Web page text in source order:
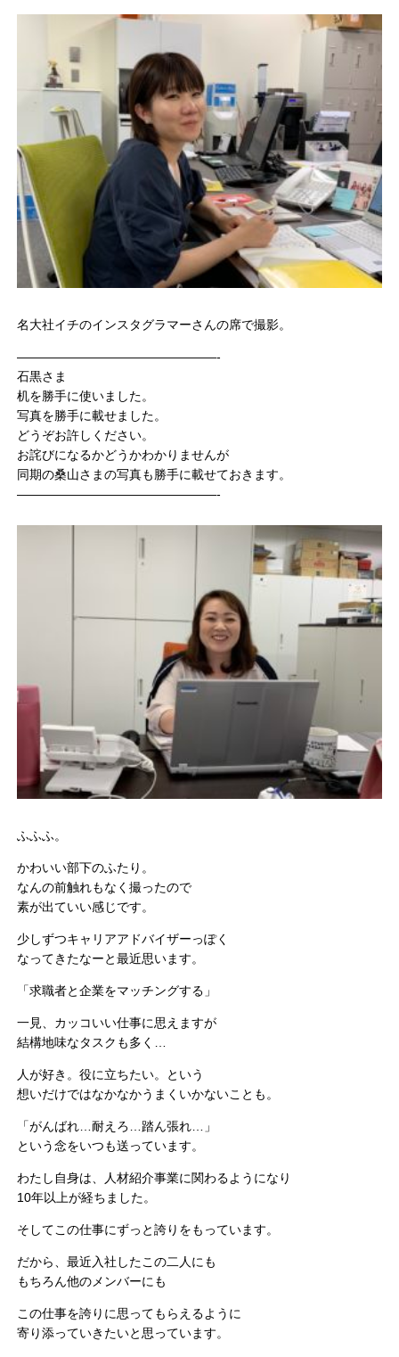
名大社イチのインスタグラマーさんの席で撮影。
————————————————-
石黒さま
机を勝手に使いました。
写真を勝手に載せました。
どうぞお許しください。
お詫びになるかどうかわかりませんが
同期の桑山さまの写真も勝手に載せておきます。
————————————————-
ふふふ。
かわいい部下のふたり。
なんの前触れもなく撮ったので
素が出ていい感じです。
少しずつキャリアアドバイザーっぽく
なってきたなーと最近思います。
「求職者と企業をマッチングする」
一見、カッコいい仕事に思えますが
結構地味なタスクも多く…
人が好き。役に立ちたい。という
想いだけではなかなかうまくいかないことも。
「がんばれ…耐えろ…踏ん張れ…」
という念をいつも送っています。
わたし自身は、人材紹介事業に関わるようになり
10年以上が経ちました。
そしてこの仕事にずっと誇りをもっています。
だから、最近入社したこの二人にも
もちろん他のメンバーにも
この仕事を誇りに思ってもらえるように
寄り添っていきたいと思っています。